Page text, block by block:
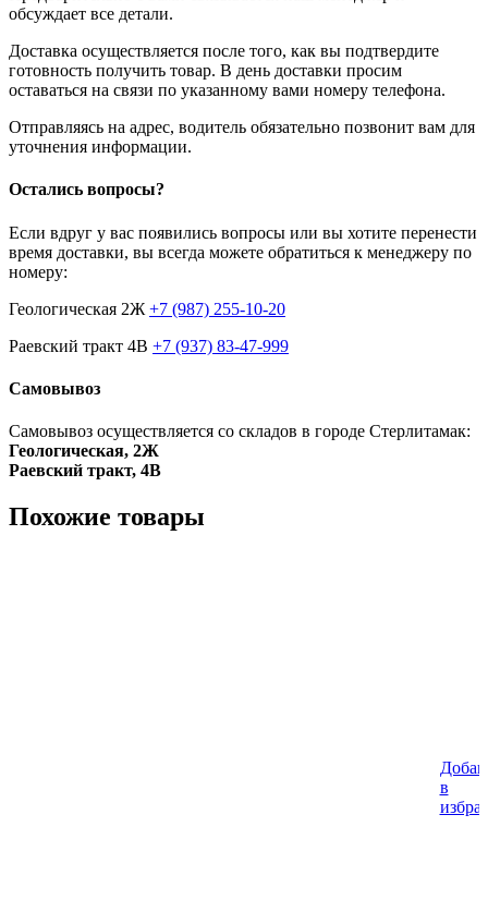
обсуждает все детали.
Доставка осуществляется после того, как вы подтвердите
готовность получить товар. В день доставки просим
оставаться на связи по указанному вами номеру телефона.
Отправляясь на адрес, водитель обязательно позвонит вам для
уточнения информации.
Остались вопросы?
Если вдруг у вас появились вопросы или вы хотите перенести
время доставки, вы всегда можете обратиться к менеджеру по
номеру:
Геологическая 2Ж +7 (987) 255-10-20
Раевский тракт 4В +7 (937) 83-47-999
Самовывоз
Самовывоз осуществляется со складов в городе Стерлитамак:
Геологическая, 2Ж
Раевский тракт, 4В
Похожие товары
в